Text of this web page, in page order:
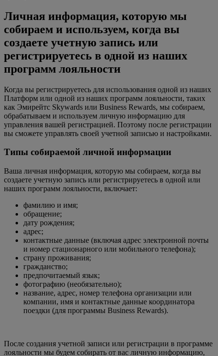
Личная информация, которую мы
собираем и используем, когда вы
создаете учетную запись или
регистрируетесь в одной из наших
программ лояльности
Когда вы регистрируетесь для использования одной из наших
Платформ или одной из наших программ лояльности, таких
как Эмирейтс Skywards или Business Rewards, мы собираем,
обрабатываем и используем личную информацию для
управления вашей регистрацией. Поэтому после регистрации
вы сможете управлять своей учетной записью и настройками.
Типы собираемой личной информации
Ваша личная информация, которую мы собираем, когда вы
создаете учетную запись или регистрируетесь в одной или
наших программ лояльности, включает:
фамилию и имя;
обращение;
дату рождения;
адрес;
контактные данные (включая адрес электронной почты
и номер стационарного или мобильного телефона);
страну проживания;
гражданство;
предпочитаемый язык;
фотографию (необязательно);
название, адрес, номер телефона организации или
компании, имя и контактные данные координатора
поездки (для программы Business Rewards).
После создания учетной записи или регистрации в программе
лояльности мы будем собирать от вас личную информацию,